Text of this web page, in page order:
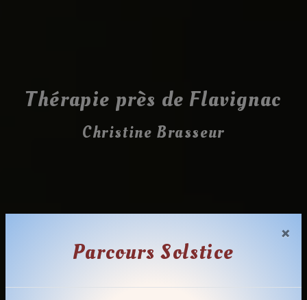
Parcours Solstice
×
Thérapie près de Flavignac
Christine Brasseur